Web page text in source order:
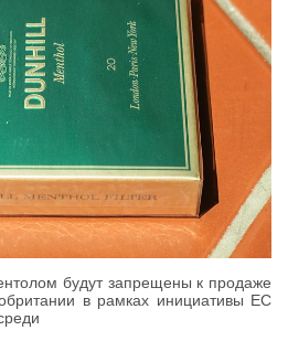
будут запрещены к продаже
в рамках инициативы ЕС